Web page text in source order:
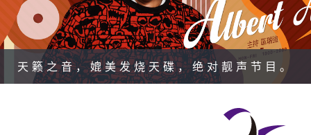
天籁之音，媲美发烧天碟，绝对靓声节目。